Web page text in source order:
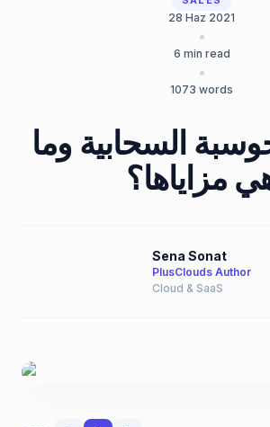
28 Haz 2021
•
6 min read
•
1073 words
السحابية وما
مزاياها؟
Sena Sonat
PlusClouds Author
Cloud & SaaS